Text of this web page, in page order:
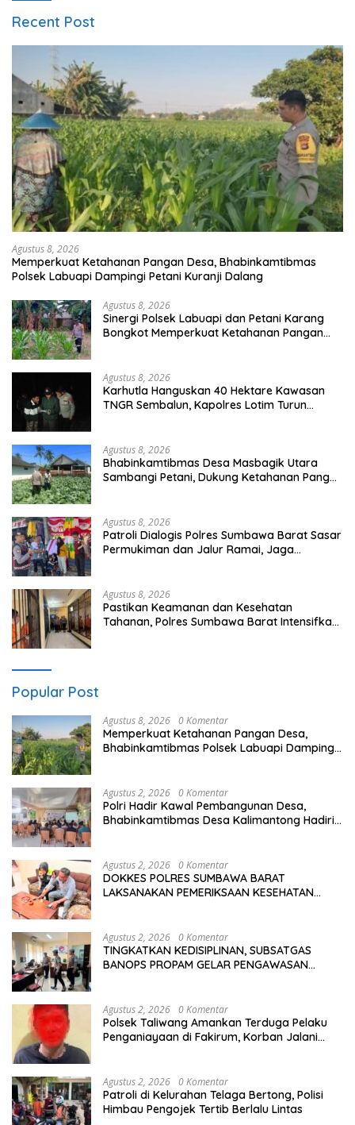
Recent Post
Agustus 8, 2026
Memperkuat Ketahanan Pangan Desa, Bhabinkamtibmas
Polsek Labuapi Dampingi Petani Kuranji Dalang
Agustus 8, 2026
Sinergi Polsek Labuapi dan Petani Karang
Bongkot Memperkuat Ketahanan Pangan
Agustus 8, 2026
Karhutla Hanguskan 40 Hektare Kawasan
TNGR Sembalun, Kapolres Lotim Turun
Agustus 8, 2026
Bhabinkamtibmas Desa Masbagik Utara
Sambangi Petani, Dukung Ketahanan Pangan
Agustus 8, 2026
Patroli Dialogis Polres Sumbawa Barat Sasar
Permukiman dan Jalur Ramai, Jaga
Agustus 8, 2026
Pastikan Keamanan dan Kesehatan
Tahanan, Polres Sumbawa Barat Intensifkan
Popular Post
Agustus 8, 2026 0 Komentar
Memperkuat Ketahanan Pangan Desa,
Bhabinkamtibmas Polsek Labuapi Dampingi
Agustus 2, 2026 0 Komentar
Polri Hadir Kawal Pembangunan Desa,
Bhabinkamtibmas Desa Kalimantong Hadiri
Agustus 2, 2026 0 Komentar
DOKKES POLRES SUMBAWA BARAT
LAKSANAKAN PEMERIKSAAN KESEHATAN
Agustus 2, 2026 0 Komentar
TINGKATKAN KEDISIPLINAN, SUBSATGAS
BANOPS PROPAM GELAR PENGAWASAN
Agustus 2, 2026 0 Komentar
Polsek Taliwang Amankan Terduga Pelaku
Penganiayaan di Fakirum, Korban Jalani
Agustus 2, 2026 0 Komentar
Patroli di Kelurahan Telaga Bertong, Polisi
Himbau Pengojek Tertib Berlalu Lintas